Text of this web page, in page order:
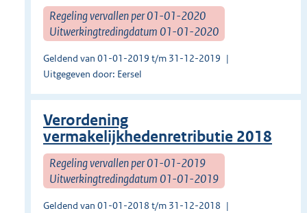
Regeling vervallen per 01-01-2020
Uitwerkingtredingdatum 01-01-2020
Geldend van 01-01-2019 t/m 31-12-2019
Uitgegeven door: Eersel
Verordening
vermakelijkhedenretributie 2018
Regeling vervallen per 01-01-2019
Uitwerkingtredingdatum 01-01-2019
Geldend van 01-01-2018 t/m 31-12-2018